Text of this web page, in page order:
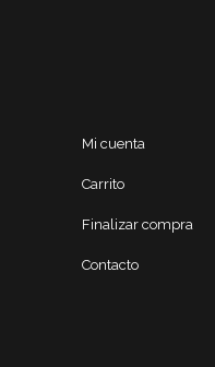
Mi cuenta
Carrito
Finalizar compra
Contacto